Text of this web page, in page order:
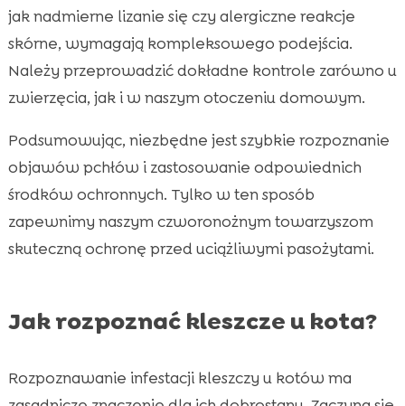
jak nadmierne lizanie się czy alergiczne reakcje
skórne, wymagają kompleksowego podejścia.
Należy przeprowadzić dokładne kontrole zarówno u
zwierzęcia, jak i w naszym otoczeniu domowym.
Podsumowując, niezbędne jest szybkie rozpoznanie
objawów pchłów i zastosowanie odpowiednich
środków ochronnych. Tylko w ten sposób
zapewnimy naszym czworonożnym towarzyszom
skuteczną ochronę przed uciążliwymi pasożytami.
Jak rozpoznać kleszcze u kota?
Rozpoznawanie infestacji kleszczy u kotów ma